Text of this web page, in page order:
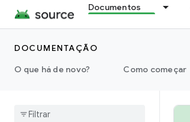
Documentos
DOCUMENTAÇÃO
O que há de novo?
Como começar